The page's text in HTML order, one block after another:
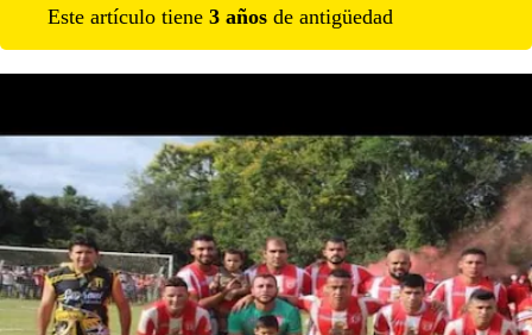
Este artículo tiene 3 años de antigüedad